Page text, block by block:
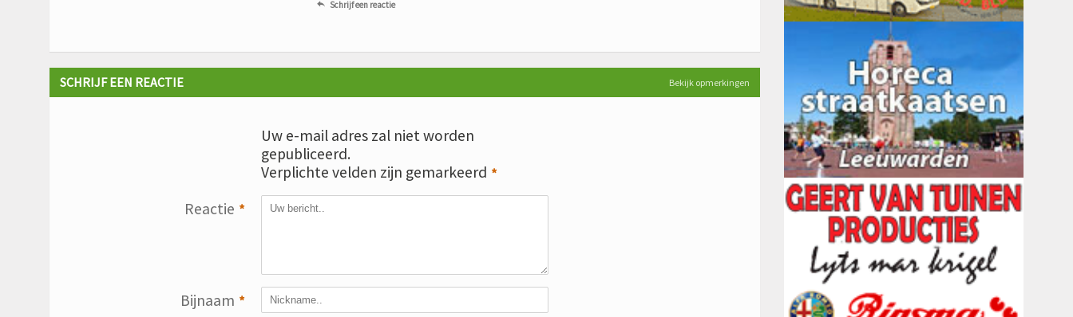
 Schrijf een reactie
Bekijk opmerkingen
SCHRIJF EEN REACTIE
Uw e-mail adres zal niet worden
gepubliceerd.
Verplichte velden zijn gemarkeerd *
Reactie *
Bijnaam *